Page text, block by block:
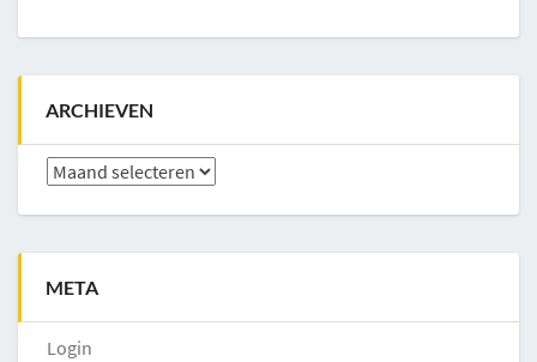
ARCHIEVEN
Archieven
META
Login